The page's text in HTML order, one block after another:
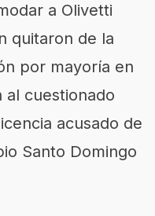
a Olivetti
quitaron de la
por mayoría en
al cuestionado
acusado de
Santo Domingo